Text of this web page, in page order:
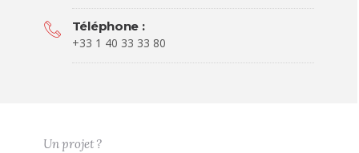
Téléphone :
+33 1 40 33 33 80
Un projet ?